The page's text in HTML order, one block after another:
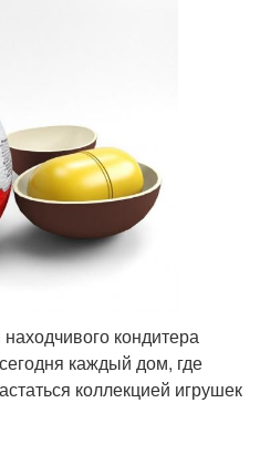
кондитера
каждый дом, где
коллекцией игрушек